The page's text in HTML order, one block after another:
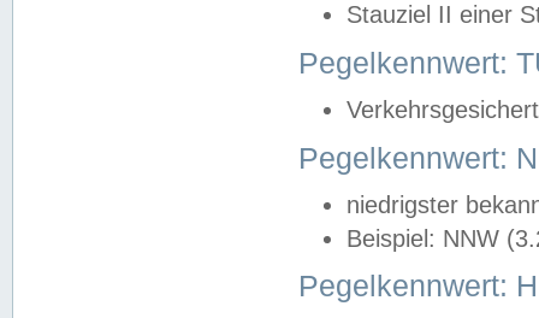
Stauziel II einer
Pegelkennwert:
Pegelkennwert:
niedrigster
Beispiel: NNW
Pegelkennwert: